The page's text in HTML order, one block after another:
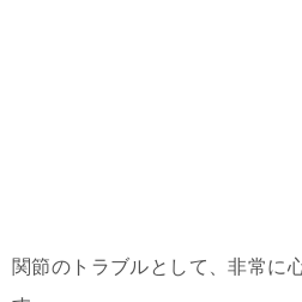
関節のトラブルとして、非常に